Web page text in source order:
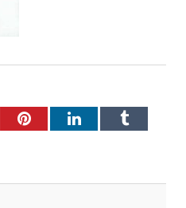
PinterestLinkedInTumblr